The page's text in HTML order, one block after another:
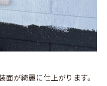
が綺麗に仕上がります。